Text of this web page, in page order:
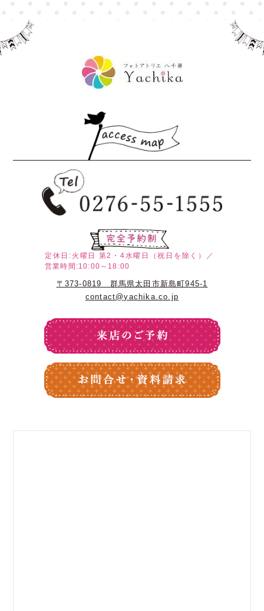
定休日:火曜日
第2・4水曜日（祝日を除く）／
営業時間:10:00～18:00
〒373-0819 群馬県太田市新島町945-1
contact@yachika.co.jp